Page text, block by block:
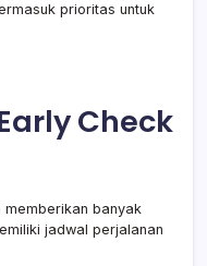
prioritas untuk
Check
banyak
jadwal perjalanan